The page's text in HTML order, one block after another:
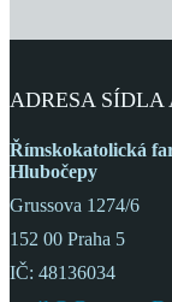
ADRESA SÍDLA
Římskokatolická
Hlubočepy
Grussova 1274/6
152 00 Praha 5
IČ: 48136034